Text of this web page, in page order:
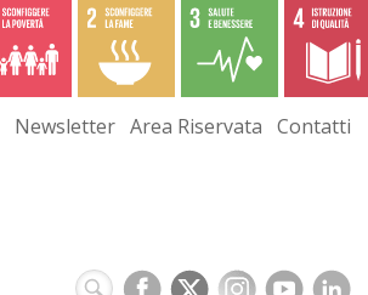
Newsletter Area Riservata Contatti